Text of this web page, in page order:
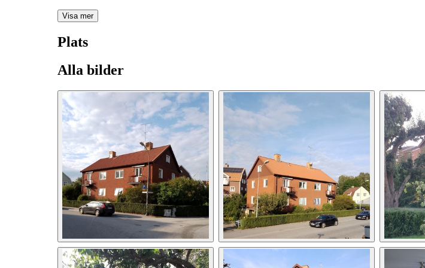
Visa mer
Plats
Alla bilder